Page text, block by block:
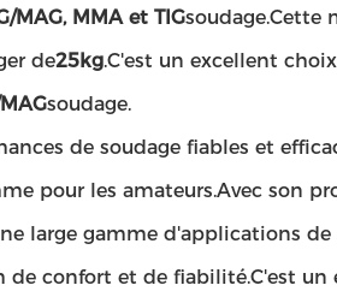
MAG, MMA et TIGsoudage.Cette
de25kg.C'est un excellent
soudage.
de soudage fiables et
pour les amateurs.Avec son
large gamme d'applications de
confort et de fiabilité.C'est un